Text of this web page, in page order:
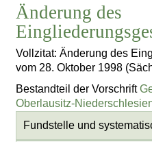
Änderung des
Vollzitat: Änderung des
vom 28. Oktober 1998
Bestandteil der Vorschrift
Oberlausitz-
Fundstelle und